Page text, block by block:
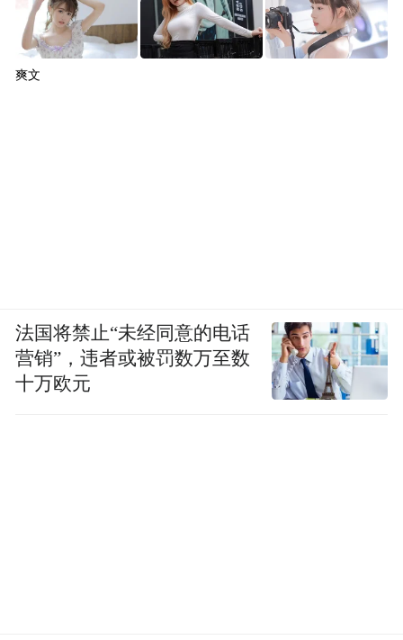
爽文
法国将禁止“未经同意的电话
营销”，违者或被罚数万至数
十万欧元